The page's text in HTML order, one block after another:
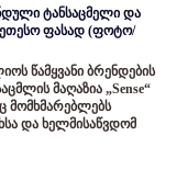
ტანსაცმელი და
ფასად (ფოტო/
წამყვანი ბრენდების
მაღაზია „Sense“
მომხმარებლებს
და ხელმისაწვდომ